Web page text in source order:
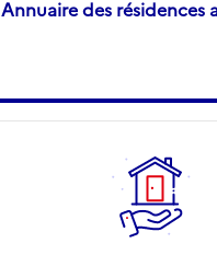
Annuaire des résidences